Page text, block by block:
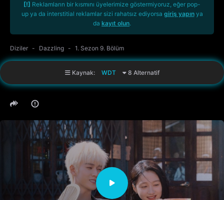
[!] Reklamların bir kısmını üyelerimize göstermiyoruz, eğer pop-
up ya da interstitial reklamlar sizi rahatsız ediyorsa giriş yapınya
da kayıt olun.
Diziler Dazzling 1. Sezon 9. Bölüm
Kaynak: WDT 8 Alternatif